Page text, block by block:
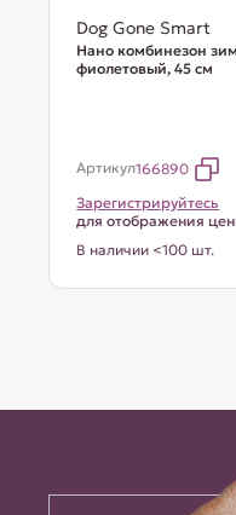
Dog Gone Smart
Нано комбинезон
фиолетовый, 45 см
Артикул166890
Зарегистрируйтесь
для отображения
В наличии <100 шт.